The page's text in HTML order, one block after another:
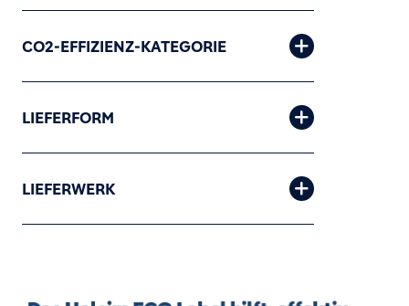
CO2-EFFIZIENZ-KATEGORIE
LIEFERFORM
LIEFERWERK